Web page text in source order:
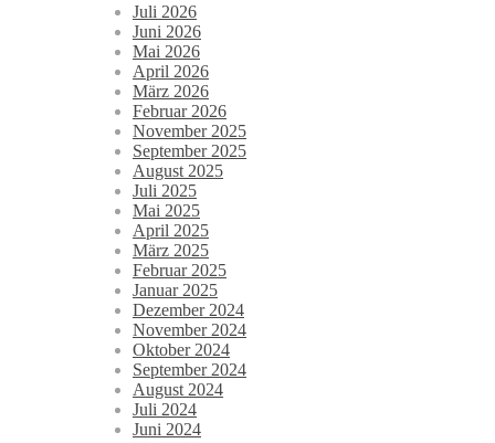
Juli 2026
Juni 2026
Mai 2026
April 2026
März 2026
Februar 2026
November 2025
September 2025
August 2025
Juli 2025
Mai 2025
April 2025
März 2025
Februar 2025
Januar 2025
Dezember 2024
November 2024
Oktober 2024
September 2024
August 2024
Juli 2024
Juni 2024